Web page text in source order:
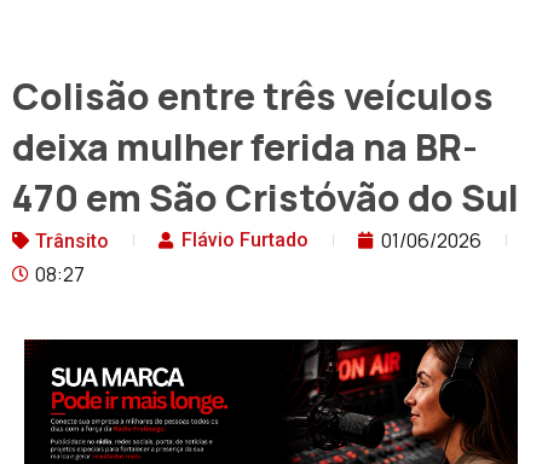
Colisão entre três veículos
deixa mulher ferida na BR-
470 em São Cristóvão do Sul
Trânsito Flávio Furtado
01/06/2026
08:27